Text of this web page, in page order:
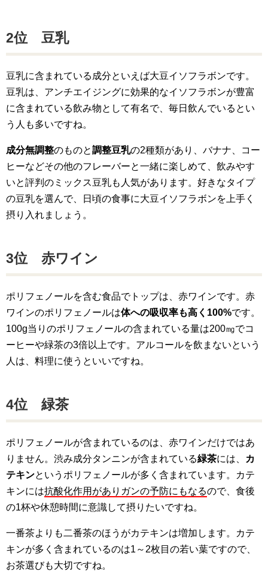
2位 豆乳
豆乳に含まれている成分といえば大豆イソフラボンです。
豆乳は、アンチエイジングに効果的なイソフラボンが豊富
に含まれている飲み物として有名で、毎日飲んでいるとい
う人も多いですね。
成分無調整のものと調整豆乳の2種類があり、バナナ、コー
ヒーなどその他のフレーバーと一緒に楽しめて、飲みやす
いと評判のミックス豆乳も人気があります。好きなタイプ
の豆乳を選んで、日頃の食事に大豆イソフラボンを上手く
摂り入れましょう。
3位 赤ワイン
ポリフェノールを含む食品でトップは、赤ワインです。赤
ワインのポリフェノールは体への吸収率も高く100%です。
100g当りのポリフェノールの含まれている量は200㎎でコ
ーヒーや緑茶の3倍以上です。アルコールを飲まないという
人は、料理に使うといいですね。
4位 緑茶
ポリフェノールが含まれているのは、赤ワインだけではあ
りません。渋み成分タンニンが含まれている緑茶には、
カ
テキンというポリフェノールが多く含まれています。カテ
キンには抗酸化作用がありガンの予防にもなるので、食後
の1杯や休憩時間に意識して摂りたいですね。
一番茶よりも二番茶のほうがカテキンは増加します。カテ
キンが多く含まれているのは1～2枚目の若い葉ですので、
お茶選びも大切ですね。